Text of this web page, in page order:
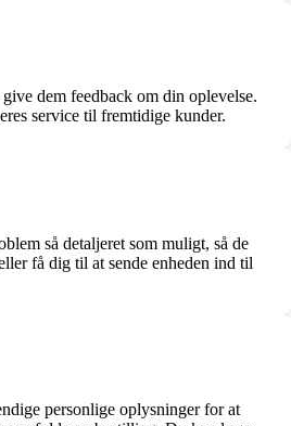
dem feedback om din oplevelse.
service til fremtidige kunder.
så detaljeret som muligt, så de
få dig til at sende enheden ind til
personlige oplysninger for at